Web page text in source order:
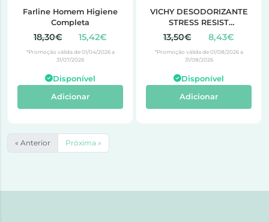
Farline Homem Higiene
Completa
18,30€ 15,42€
*Promoção válida de 01/04/2026 a
31/07/2026
Disponível
Adicionar
VICHY DESODORIZANTE
STRESS RESIST
TRATAMENTO INTENSIVO
ANTITRANSPIRANTE 72H
ROLL-ON 50ML
13,50€ 8,43€
*Promoção válida de 01/08/2026 a
31/08/2026
Disponível
Adicionar
« Anterior Próxima »